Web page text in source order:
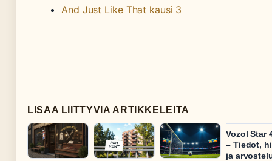
And Just Like That kausi 3
LISAA LIITTYVIA ARTIKKELEITA
Vozol Star
– Tiedot,
ja